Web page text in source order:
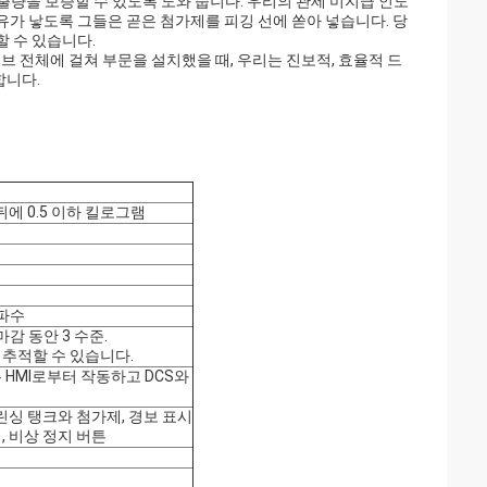
낳도록 그들은 곧은 첨가제를 피깅 선에 쏟아 넣습니다. 당
수 있습니다.
전체에 걸쳐 부문을 설치했을 때, 우리는 진보적, 효율적 드
다.
에 0.5 이하 킬로그램
수
감 동안 3 수준.
적할 수 있습니다.
로부터 작동하고 DCS와
싱 탱크와 첨가제, 경보 표시
비상 정지 버튼